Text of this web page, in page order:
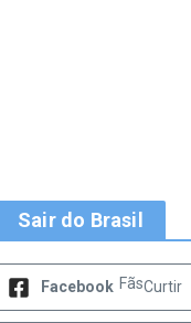
Sair do Brasil
Facebook FãsCurtir